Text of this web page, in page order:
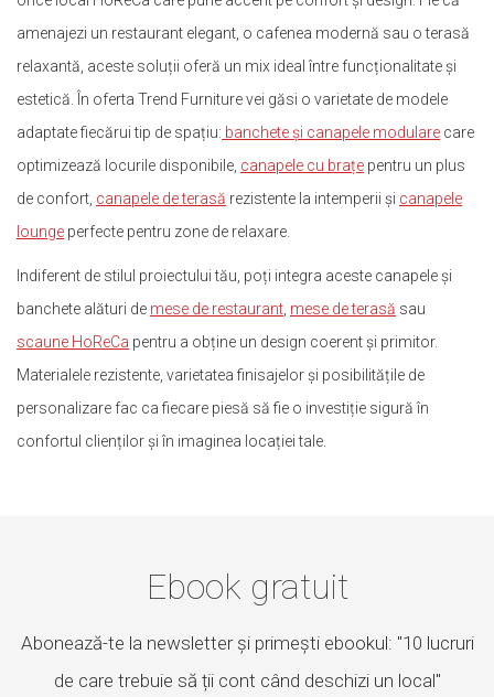
amenajezi un restaurant elegant, o cafenea modernă sau o terasă
relaxantă, aceste soluții oferă un mix ideal între funcționalitate și
estetică. În oferta Trend Furniture vei găsi o varietate de modele
adaptate fiecărui tip de spațiu: banchete și canapele modulare care
optimizează locurile disponibile, canapele cu brațe pentru un plus
de confort, canapele de terasă rezistente la intemperii și canapele
lounge perfecte pentru zone de relaxare.
Indiferent de stilul proiectului tău, poți integra aceste canapele și
banchete alături de mese de restaurant mese de terasă sau
scaune HoReCa pentru a obține un design coerent și primitor.
Materialele rezistente, varietatea finisajelor și posibilitățile de
personalizare fac ca fiecare piesă să fie o investiție sigură în
confortul clienților și în imaginea locației tale.
Ebook gratuit
Abonează-te la newsletter și primești ebookul: "10 lucruri
de care trebuie să ții cont când deschizi un local"